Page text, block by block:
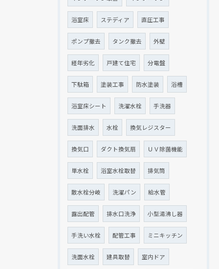
浴室床 ステディア 直圧工事
ポンプ撤去 タンク撤去 外壁
経年劣化 戸建て住宅 分電盤
下駄箱 塗装工事 防水塗装 浴槽
浴室床シート 洗濯水栓 手洗器
洗面排水 水栓 換気レジスター
換気口 ダクト換気扇 ＵＶ除菌機能
単水栓 浴室水栓取替 排気筒
散水栓分岐 洗濯パン 給水管
露出配管 排水口洗浄 小型湯沸し器
手洗い水栓 配管工事 ミニキッチン
洗面水栓 建具取替 室内ドア